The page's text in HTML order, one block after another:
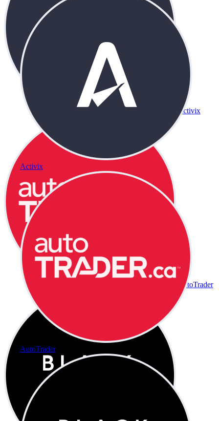
Activix
AutoTrader
Activix
AutoTrader